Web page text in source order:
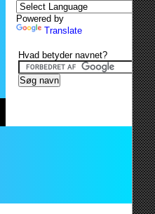
Powered by
Translate
Hvad betyder navnet?